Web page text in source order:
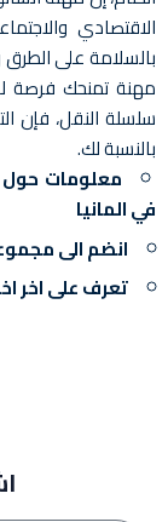
الاقتصادي
بالسلامة على
مهنة تمنحك فرصة
سلسلة النقل، فإن
بالنسبة لك.
معلومات حول
في المانيا
انضم الى
تعرف على اخر